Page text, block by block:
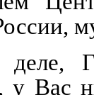
у Вас